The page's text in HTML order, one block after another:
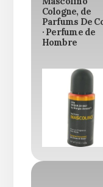
Cologne, de
Parfums De
· Perfume de
Hombre